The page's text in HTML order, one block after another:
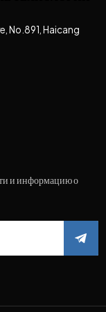
No.891, Haicang
и информацию о